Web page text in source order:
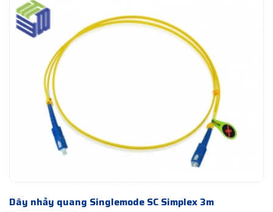
Dây nhảy quang Singlemode SC Simplex 3m